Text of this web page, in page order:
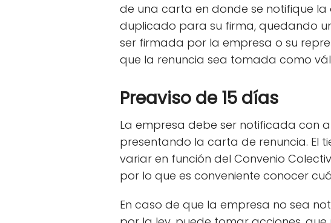
de una carta en donde se notifique
duplicado para su firma, quedando
ser firmada por la empresa o su
que la renuncia sea tomada como
Preaviso de 15 días
La empresa debe ser notificada con
presentando la carta de renuncia. El
variar en función del Convenio
por lo que es conveniente conocer
En caso de que la empresa no sea